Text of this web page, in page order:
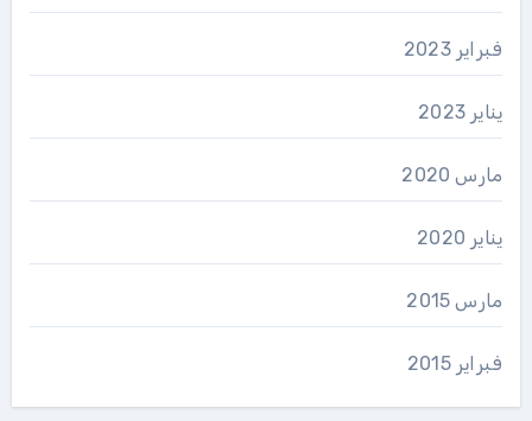
فبراير 2023
يناير 2023
مارس 2020
يناير 2020
مارس 2015
فبراير 2015